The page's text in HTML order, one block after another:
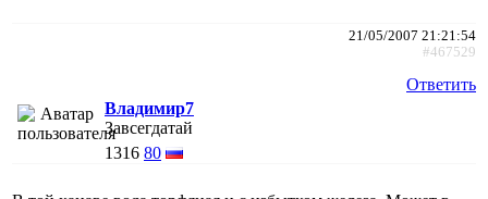
21/05/2007 21:21:54
#467529
Ответить
Владимир7
Завсегдатай
1316 80